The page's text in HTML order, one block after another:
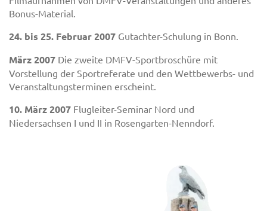
Bonus-Material.
24. bis 25. Februar 2007 Gutachter-Schulung in Bonn.
März 2007 Die zweite DMFV-Sportbroschüre mit
Vorstellung der Sportreferate und den Wettbewerbs- und
Veranstaltungsterminen erscheint.
10. März 2007 Flugleiter-Seminar Nord und
Niedersachsen I und II in Rosengarten-Nenndorf.